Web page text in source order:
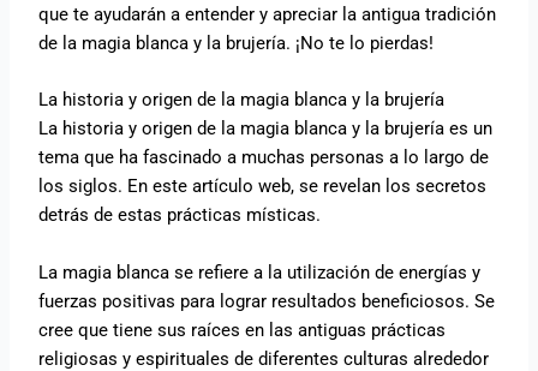
que te ayudarán a entender y apreciar la antigua tradición
de la magia blanca y la brujería. ¡No te lo pierdas!
La historia y origen de la magia blanca y la brujería
La historia y origen de la magia blanca y la brujería es un
tema que ha fascinado a muchas personas a lo largo de
los siglos. En este artículo web, se revelan los secretos
detrás de estas prácticas místicas.
La magia blanca se refiere a la utilización de energías y
fuerzas positivas para lograr resultados beneficiosos. Se
cree que tiene sus raíces en las antiguas prácticas
religiosas y espirituales de diferentes culturas alrededor